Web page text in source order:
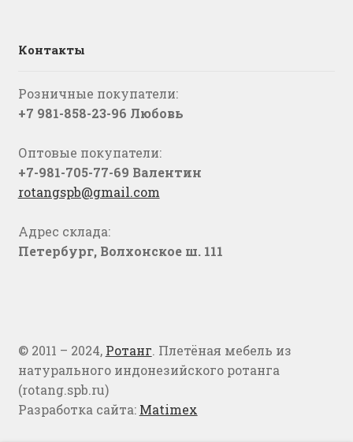
Контакты
Розничные покупатели:
+7 981-858-23-96 Любовь
Оптовые покупатели:
+7-981-705-77-69 Валентин
rotangspb@gmail.com
Адрес склада:
Петербург, Волхонское ш. 111
© 2011 – 2024, Ротанг. Плетёная мебель из
натурального индонезийского ротанга
(rotang.spb.ru)
Разработка сайта: Matimex